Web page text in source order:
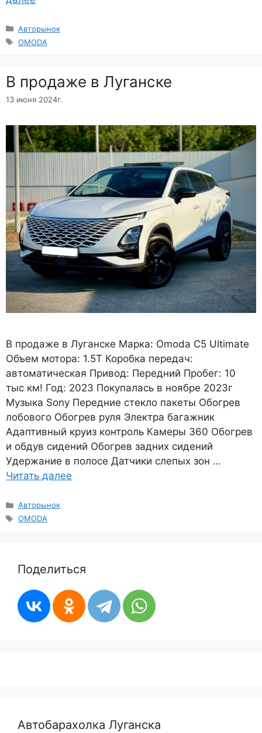
Рубрики
Авторынок
Метки
OMODA
В продаже в Луганске
13 июня 2024г.
В продаже в Луганске Марка: Omoda C5 Ultimate
Объем мотора: 1.5T Коробка передач:
автоматическая Привод: Передний Пробег: 10
тыс км! Год: 2023 Покупалась в ноябре 2023г
Музыка Sony Передние стекло пакеты Обогрев
лобового Обогрев руля Электра багажник
Адаптивный круиз контроль Камеры 360 Обогрев
и обдув сидений Обогрев задних сидений
Удержание в полосе Датчики слепых зон …
Читать далее
Рубрики
Авторынок
Метки
OMODA
Поделиться
Автобарахолка Луганска